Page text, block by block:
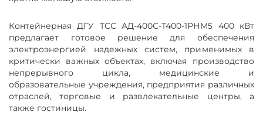
Контейнерная ДГУ ТСС АД-400С-Т400-1РНМ5 400 кВт
предлагает готовое решение для обеспечения
электроэнергией надежных систем, применимых в
критически важных объектах, включая производство
непрерывного цикла, медицинские и
образовательные учреждения, предприятия различных
отраслей, торговые и развлекательные центры, а
также гостиницы.